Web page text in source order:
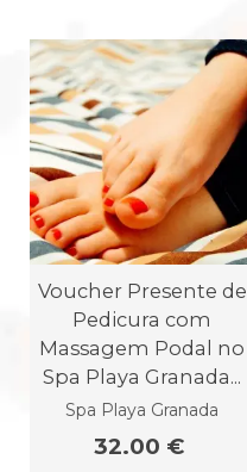
Voucher Presente de
Pedicura com
Massagem Podal no
Spa Playa Granada...
Spa Playa Granada
32.00 €